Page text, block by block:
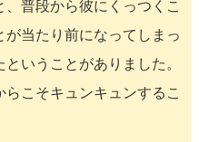
普段から彼にくっつくこ
当たり前になってしまっ
いうことがありました。
こそキュンキュンするこ